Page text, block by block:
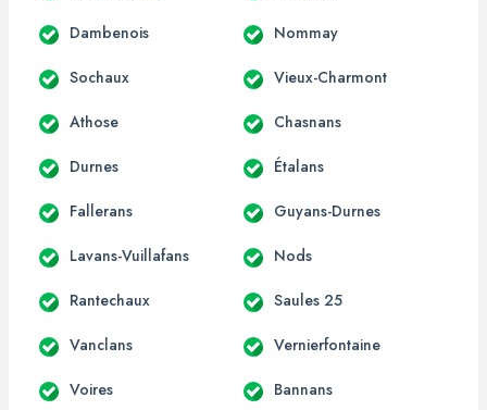
Dambenois Nommay
Sochaux Vieux-Charmont
Athose Chasnans
Durnes Étalans
Fallerans Guyans-Durnes
Lavans-Vuillafans Nods
Rantechaux Saules 25
Vanclans Vernierfontaine
Voires Bannans